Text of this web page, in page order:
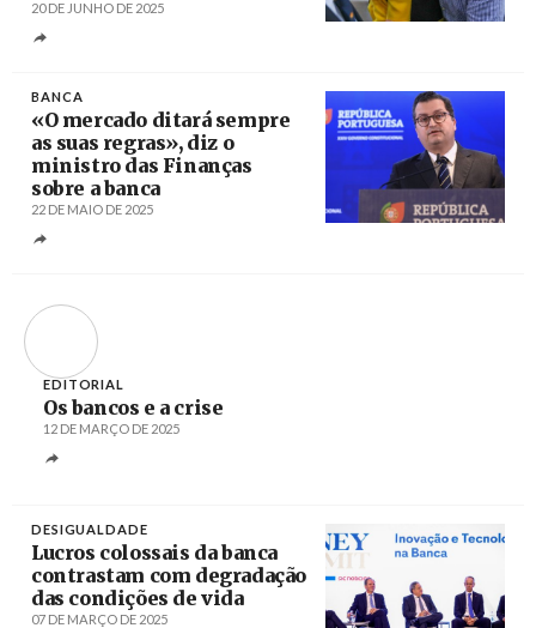
20 DE JUNHO DE 2025
BANCA
«O mercado ditará sempre
as suas regras», diz o
ministro das Finanças
sobre a banca
22 DE MAIO DE 2025
EDITORIAL
Os bancos e a crise
12 DE MARÇO DE 2025
DESIGUALDADE
Lucros colossais da banca
contrastam com degradação
das condições de vida
07 DE MARÇO DE 2025